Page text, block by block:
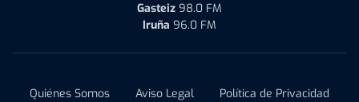
Gasteiz 98.0 FM
Iruña 96.0 FM
Quiénes Somos Aviso Legal
Política de Privacidad